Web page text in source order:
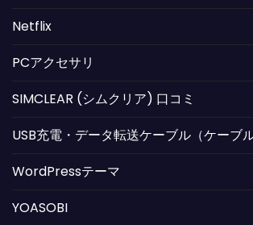
Netflix
PCアクセサリ
SIMCLEAR (シムクリア) 口コミ
USB充電・データ転送ケーブル（ケーブル
WordPressテーマ
YOASOBI